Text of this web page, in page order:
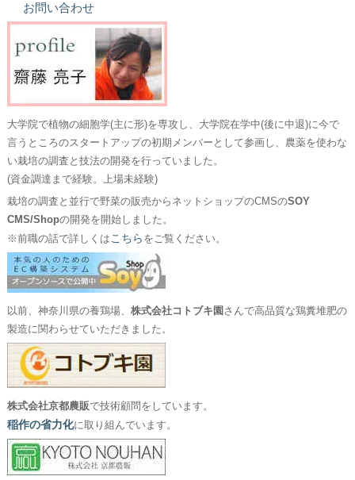
お問い合わせ
大学院で植物の細胞学(主に形)を専攻し、大学院在学中(後に中退)に今で
言うところのスタートアップの初期メンバーとして参画し、農薬を使わな
い栽培の調査と技法の開発を行っていました。
(資金調達まで経験。上場未経験)
栽培の調査と並行で野菜の販売からネットショップのCMSのSOY
CMS/Shopの開発を開始しました。
※前職の話で詳しくはこちら をご覧ください。
以前、神奈川県の養鶏場、 株式会社コトブキ園 さんで高品質な鶏糞堆肥の
製造に関わらせていただきました。
株式会社京都農販で技術顧問をしています。
稲作の省力化に取り組んでいます。